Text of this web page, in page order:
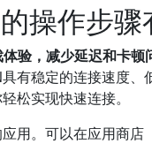
操作步骤
验，减少延迟和卡顿
有稳定的连接速度
松实现快速连接。
用。可以在应用商